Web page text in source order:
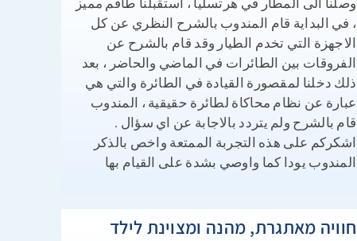
، في البداية قام المندوب بالشرح النظري عن كل
الاجهزة التي تخدم الطيار وقد قام بالشرح عن
الفروقات بين الطائرات في الماضي والحاضر ، بعد
ذلك دخلنا لمقصورة القيادة في الطائرة والتي هي
عبارة عن نظام محاكاة لطائرة حقيقية ، المندوب
قام بالشرح ولم يتردد بالاجابة عن اي سؤال .
اشكركم على هذه التجربة الممتعة واخص بالذكر
المندوب يودا كما واوصي بشدة على القيام بها
חוויה מאתגרת, מהנה ומצוינת לילד